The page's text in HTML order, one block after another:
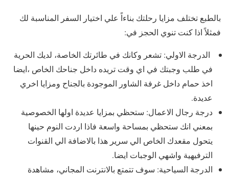
بالطبع تختلف مزايا رحلتك بناءاً علي اختيار السفر المناسبة لك
فمثلاً اذا كنت تنوي الحجز في:
الدرجة الاولي: تشعر وكانك في طائرتك الخاصة، لديك الحرية
في طلب وجبتك في اي وقت تريده داخل جناحك الخاص ،ايضا
اخذ حمام داخل غرفة الشاور الموجودة بالجناح ومزايا اخري
عديدة.
درجة رجال الاعمال: ستحظي بمزايا عديدة اولها الخصوصية
بمعني انك ستحظي بمساحة واسعة فاذا اردت النوم حينها
يتحول مقعدك الخاص الي سرير هذا بالاضافة الي القنوات
الترفيهية واشهي الوجبات ايضا.
الدرجة السياحية: سوف تتمتع بالانترنت المجاني، مشاهدة